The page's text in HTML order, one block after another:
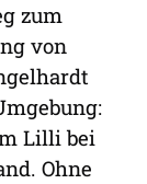
zum
von
Lilli bei
Ohne